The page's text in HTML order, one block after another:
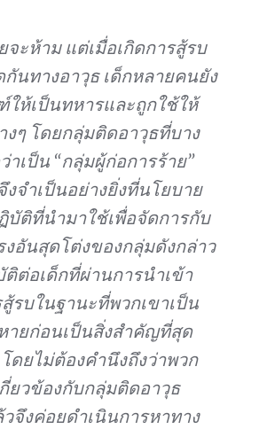
ะห้าม แต่เมื่อเกิดการสู้รบ
นทางอาวุธ เด็กหลายคนยัง
ให้เป็นทหารและถูกใช้ให้
งๆ โดยกลุ่มติดอาวุธที่บาง
เป็น “กลุ่มผู้ก่อการร้าย”
งจำเป็นอย่างยิ่งที่นโยบาย
บัติที่นำมาใช้เพื่อจัดการกับ
อันสุดโต่งของกลุ่มดังกล่าว
ต่อเด็กที่ผ่านการนำเข้า
รบในฐานะที่พวกเขาเป็น
ายก่อนเป็นสิ่งสำคัญที่สุด
ดยไม่ต้องคำนึงถึงว่าพวก
ยวข้องกับกลุ่มติดอาวุธ
วจึงค่อยดำเนินการหาทาง